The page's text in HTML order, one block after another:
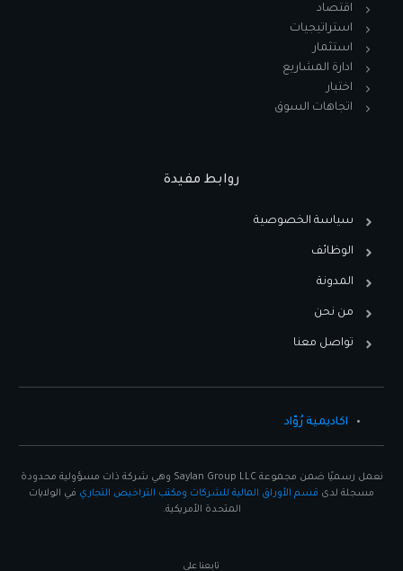
روابط مفيدة
سياسة الخصوصية
الوظائف
المدونة
من نحن
تواصل معنا
اكاديمية رُوّاد
نعمل رسميًا ضمن مجموعة Saylan Group LLC وهي شركة ذات مسؤولية محدودة
مسجلة لدى قسم الأوراق المالية للشركات ومكتب التراخيص التجاري في الولايات
المتحدة الأمريكية.
اقتصاد
استراتيجيات
استثمار
ادارة المشاريع
اختبار
اتجاهات السوق
تابعنا على